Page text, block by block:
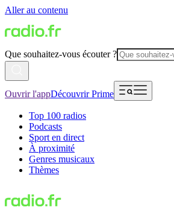
Aller au contenu
Que souhaitez-vous écouter ?
Ouvrir l'appDécouvrir Prime
Top 100 radios
Podcasts
Sport en direct
À proximité
Genres musicaux
Thèmes